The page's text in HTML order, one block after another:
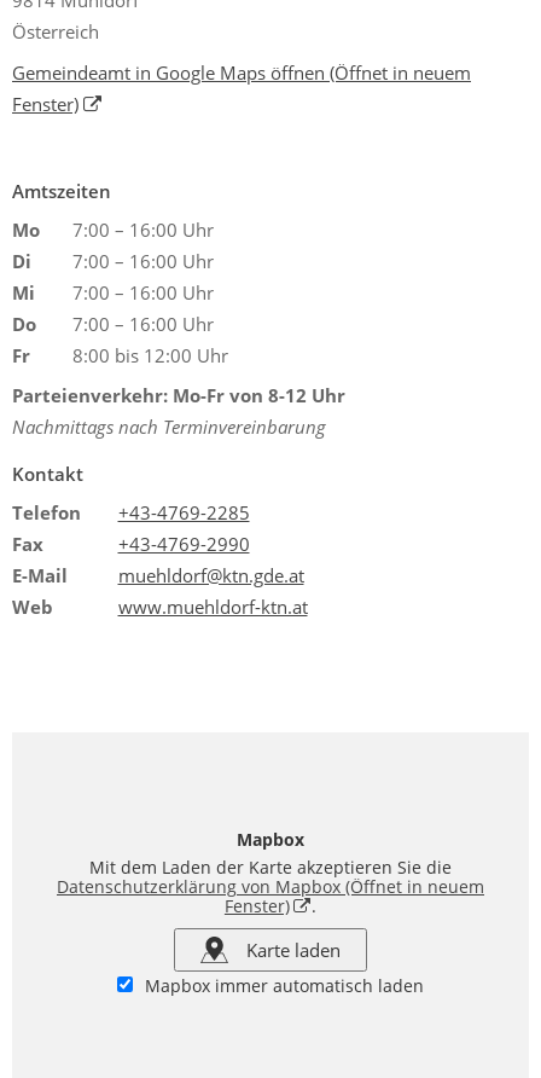
Österreich
Gemeindeamt in Google Maps öffnen (Öffnet in neuem
Fenster)
Amtszeiten
Mo
7:00 – 16:00 Uhr
Di
7:00 – 16:00 Uhr
Mi
7:00 – 16:00 Uhr
Do
7:00 – 16:00 Uhr
Fr
8:00 bis 12:00 Uhr
Parteienverkehr: Mo-Fr von 8-12 Uhr
Nachmittags nach Terminvereinbarung
Kontakt
Telefon
+43-4769-2285
Fax
+43-4769-2990
E-Mail
muehldorf@ktn.gde.at
Web
www.muehldorf-ktn.at
Mapbox
Mit dem Laden der Karte akzeptieren Sie die
Datenschutzerklärung von Mapbox (Öffnet in neuem
Fenster)
.
Karte laden
Mapbox immer automatisch laden